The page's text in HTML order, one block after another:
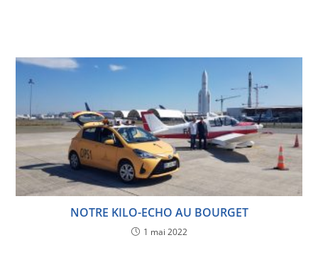
NOTRE KILO-ECHO AU BOURGET
1 mai 2022